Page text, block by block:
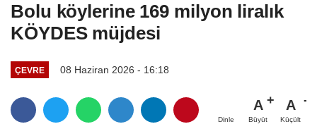
Bolu köylerine 169 milyon liralık
KÖYDES müjdesi
ÇEVRE 08 Haziran 2026 - 16:18
Dinle
A
Büyüt
A
Küçült